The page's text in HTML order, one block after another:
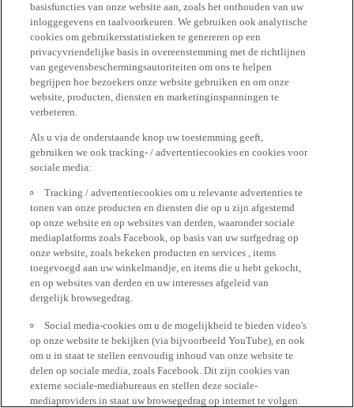
basisfuncties van onze website aan, zoals het onthouden van uw
inloggegevens en taalvoorkeuren. We gebruiken ook analytische
cookies om gebruikersstatistieken te genereren op een
privacyvriendelijke basis in overeenstemming met de richtlijnen
van gegevensbeschermingsautoriteiten om ons te helpen
begrijpen hoe bezoekers onze website gebruiken en om onze
website, producten, diensten en marketinginspanningen te
verbeteren.
Als u via de onderstaande knop uw toestemming geeft,
gebruiken we ook tracking- / advertentiecookies en cookies voor
sociale media:
Tracking / advertentiecookies om u relevante advertenties te
tonen van onze producten en diensten die op u zijn afgestemd
op onze website en op websites van derden, waaronder sociale
mediaplatforms zoals Facebook, op basis van uw surfgedrag op
onze website, zoals bekeken producten en services , items
toegevoegd aan uw winkelmandje, en items die u hebt gekocht,
en op websites van derden en uw interesses afgeleid van
dergelijk browsegedrag.
Social media-cookies om u de mogelijkheid te bieden video's
op onze website te bekijken (via bijvoorbeeld YouTube), en ook
om u in staat te stellen eenvoudig inhoud van onze website te
delen op sociale media, zoals Facebook. Dit zijn cookies van
externe sociale-mediabureaus en stellen deze sociale-
mediaproviders in staat uw browsegedrag op internet te volgen